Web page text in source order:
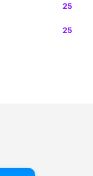
25
25